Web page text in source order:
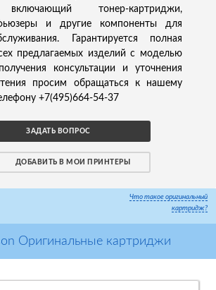
тонер-картриджи,
и другие компоненты для
Гарантируется полная
предлагаемых изделий с моделью
консультации и уточнения
просим обращаться к нашему
+7(495)664-54-37
ЗАДАТЬ ВОПРОС
ДОБАВИТЬ В МОИ ПРИНТЕРЫ
Что такое оригинальный
картридж?
Оригинальные картриджи